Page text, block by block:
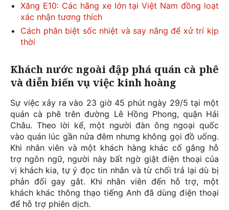
Xăng E10: Các hãng xe lớn tại Việt Nam đồng loạt
xác nhận tương thích
Cách phân biệt sốc nhiệt và say nắng để xử trí kịp
thời
Khách nước ngoài đập phá quán cà phê
và diễn biến vụ việc kinh hoàng
Sự việc xảy ra vào 23 giờ 45 phút ngày 29/5 tại một
quán cà phê trên đường Lê Hồng Phong, quận Hải
Châu. Theo lời kể, một người đàn ông ngoại quốc
vào quán lúc gần nửa đêm nhưng không gọi đồ uống.
Khi nhân viên và một khách hàng khác cố gắng hỗ
trợ ngôn ngữ, người này bất ngờ giật điện thoại của
vị khách kia, tự ý đọc tin nhắn và từ chối trả lại dù bị
phản đối gay gắt. Khi nhân viên đến hỗ trợ, một
khách khác thông thạo tiếng Anh đã dùng điện thoại
để hỗ trợ phiên dịch.